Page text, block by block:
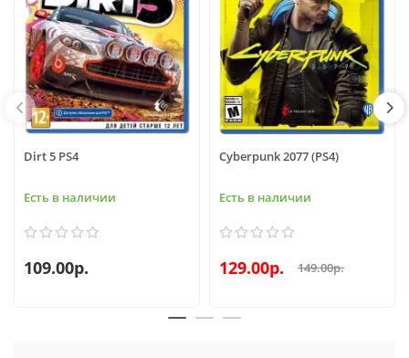
Dirt 5 PS4
Есть в наличии
109.00р.
Cyberpunk 2077 (PS4)
Есть в наличии
129.00р. 149.00р.